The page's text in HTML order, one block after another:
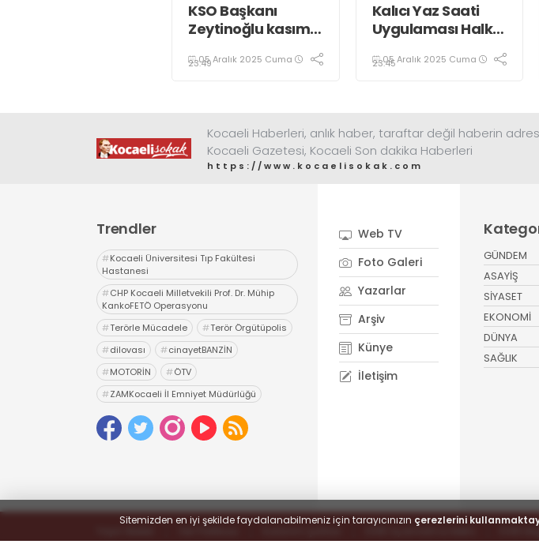
KSO Başkanı
Zeytinoğlu kasım
verilerini
05 Aralık 2025 Cuma
23:49
Kalıcı Yaz Saati
Uygulaması Halkın
Ediyor!
05 Aralık 2025 Cuma
23:45
Kocaeli Haberleri, anlık haber, taraftar değil haberin
Kocaeli Gazetesi, Kocaeli Son dakika Haberleri
https://www.kocaelisokak.com
Trendler
#Kocaeli Üniversitesi Tıp Fakültesi
Hastanesi
#CHP Kocaeli Milletvekili Prof. Dr. Mühip
KankoFETÖ Operasyonu
#Terörle Mücadele #Terör Örgütüpolis
#dilovası #cinayetBANZİN
#MOTORİN #ÖTV
#ZAMKocaeli İl Emniyet Müdürlüğü
#Uyuşturucu # uyarıcı madde ticareti
# hapis
Web TV
Foto Galeri
Yazarlar
Arşiv
Künye
İletişim
GÜNDEM
ASAYİŞ
SİYASET
EKONOMİ
DÜNYA
SAĞLIK
Sitemizden en iyi şekilde faydalanabilmeniz için tarayıcınızın çerezlerini